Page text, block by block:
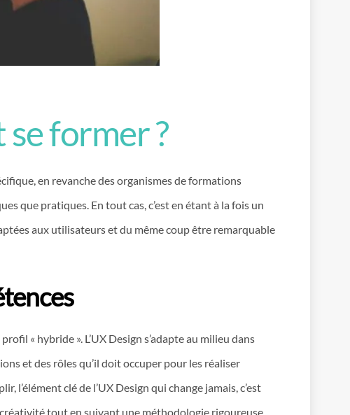
former ?
en revanche des organismes de formations
que pratiques. En tout cas, c’est en étant à la fois un
aux utilisateurs et du même coup être remarquable
« hybride ». L’UX Design s’adapte au milieu dans
et des rôles qu’il doit occuper pour les réaliser
clé de l’UX Design qui change jamais, c’est
tout en suivant une méthodologie rigoureuse